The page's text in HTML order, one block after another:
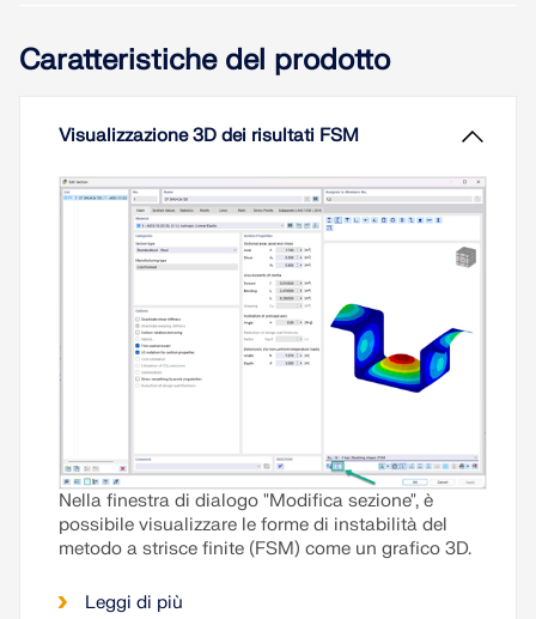
sezione a croce) circondata da un involucro
riempito di calcestruzzo, tipicamente un profilo
AISC 341-22 [1] può essere eseguita nell'add-on
Verifica Acciaio.
Leggi di più
Caratteristiche del prodotto
Visualizzazione 3D dei risultati FSM
Nella finestra di dialogo "Modifica sezione", è
possibile visualizzare le forme di instabilità del
metodo a strisce finite (FSM) come un grafico 3D.
Leggi di più